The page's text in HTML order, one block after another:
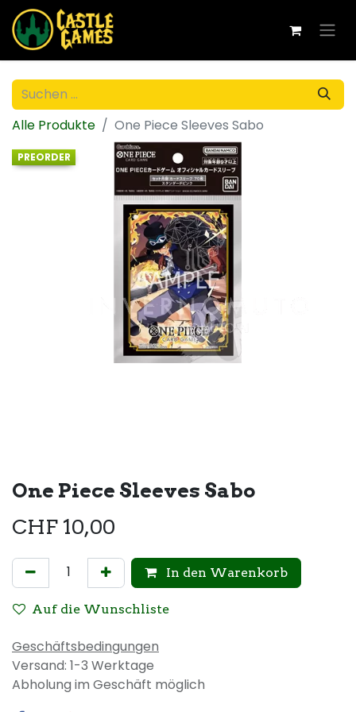
Alle Produkte One Piece Sleeves Sabo
PREORDER
One Piece Sleeves Sabo
CHF 10,00
In den Warenkorb
Auf die Wunschliste
Geschäftsbedingungen
Versand: 1-3 Werktage
Abholung im Geschäft möglich